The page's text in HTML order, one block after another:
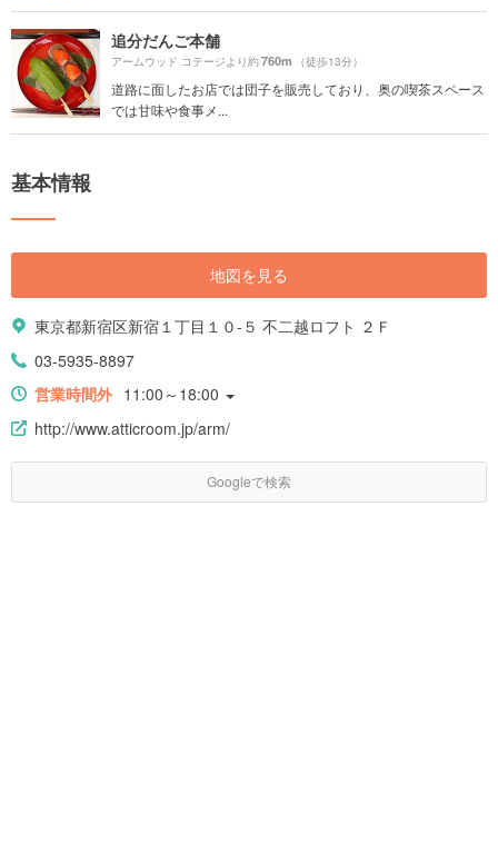
追分だんご本舗
アームウッド コテージより約760m （徒歩13分）
道路に面したお店では団子を販売しており、奥の喫茶スペース
では甘味や食事メ...
基本情報
地図を見る
東京都新宿区新宿１丁目１０-５ 不二越ロフト ２Ｆ
03-5935-8897
営業時間外 11:00～18:00
http://www.atticroom.jp/arm/
Googleで検索